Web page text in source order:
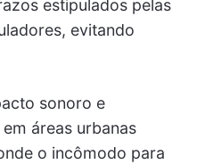
estipulados pelas
evitando
sonoro e
áreas urbanas
o incômodo para